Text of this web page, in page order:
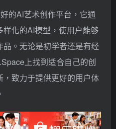
的AI艺术创作平台，它通
化的AI模型，使用户能够
。无论是初学者还是有经
上找到适合自己的创
致力于提供更好的用户体